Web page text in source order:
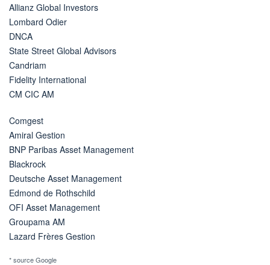
Allianz Global Investors
Lombard Odier
DNCA
State Street Global Advisors
Candriam
Fidelity International
CM CIC AM
Comgest
Amiral Gestion
BNP Paribas Asset Management
Blackrock
Deutsche Asset Management
Edmond de Rothschild
OFI Asset Management
Groupama AM
Lazard Frères Gestion
* source Google